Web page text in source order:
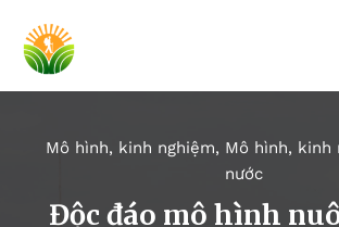
Mô hình, kinh nghiệm, Mô hình, kinh
nước
Độc đáo mô hình